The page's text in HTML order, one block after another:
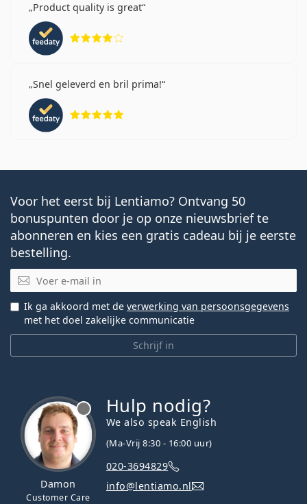
Product quality is great
Snel geleverd en bril prima!
Voor het eerst bij Lentiamo? Ontvang 50
bonuspunten door je op onze nieuwsbrief te
abonneren en kies een gratis cadeau bij je eerste
bestelling.
E-mail
Schrijf in
Ik ga akkoord met de verwerking van persoonsgegevens
met het doel zakelijke communicatie
Damon
Customer Care
Hulp nodig?
We also speak English
(Ma-Vrij 8:30 - 16:00 uur)
020-3694829
info@lentiamo.nl